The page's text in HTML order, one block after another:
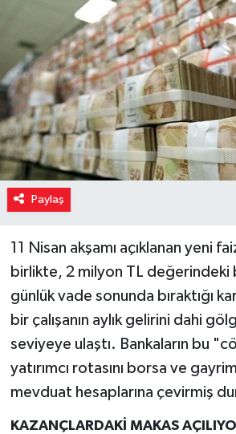
Paylaş
11 Nisan akşamı açıklanan yeni
birlikte, 2 milyon TL değerindeki
günlük vade sonunda bıraktığı
bir çalışanın aylık gelirini dahi
seviyeye ulaştı. Bankaların bu
yatırımcı rotasını borsa ve
mevduat hesaplarına çevirmiş
KAZANÇLARDAKİ MAKAS